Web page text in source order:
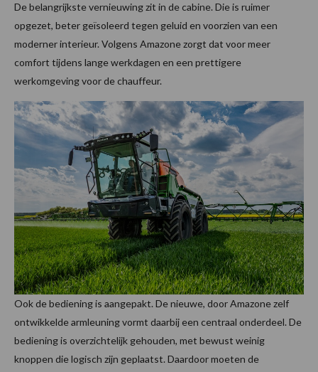
De belangrijkste vernieuwing zit in de cabine. Die is ruimer
opgezet, beter geïsoleerd tegen geluid en voorzien van een
moderner interieur. Volgens Amazone zorgt dat voor meer
comfort tijdens lange werkdagen en een prettigere
werkomgeving voor de chauffeur.
Ook de bediening is aangepakt. De nieuwe, door Amazone zelf
ontwikkelde armleuning vormt daarbij een centraal onderdeel. De
bediening is overzichtelijk gehouden, met bewust weinig
knoppen die logisch zijn geplaatst. Daardoor moeten de